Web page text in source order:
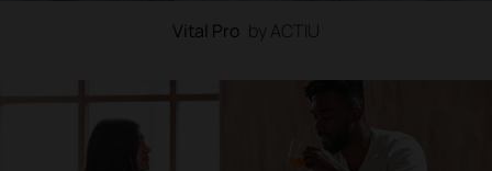
Vital Pro by ACTIU